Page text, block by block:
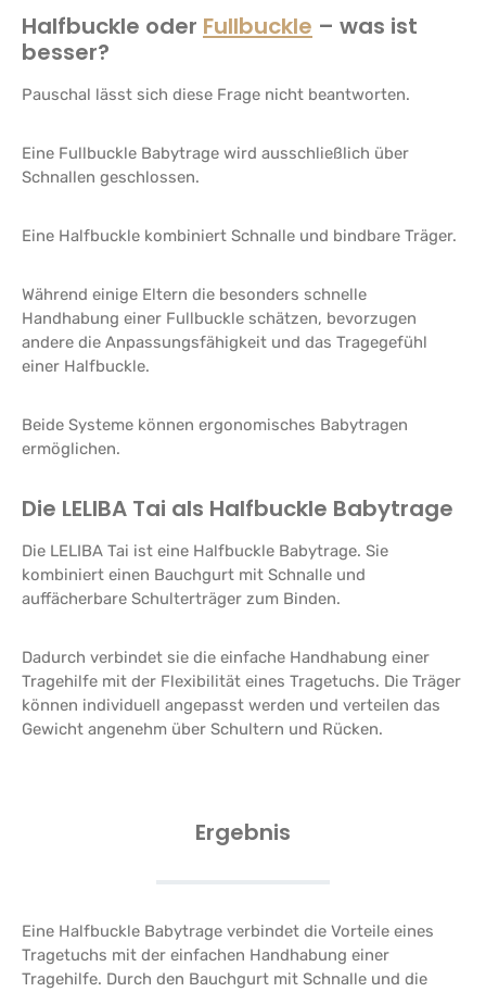
Halfbuckle oder Fullbuckle – was ist
besser?
Pauschal lässt sich diese Frage nicht beantworten.
Eine Fullbuckle Babytrage wird ausschließlich über
Schnallen geschlossen.
Eine Halfbuckle kombiniert Schnalle und bindbare Träger.
Während einige Eltern die besonders schnelle
Handhabung einer Fullbuckle schätzen, bevorzugen
andere die Anpassungsfähigkeit und das Tragegefühl
einer Halfbuckle.
Beide Systeme können ergonomisches Babytragen
ermöglichen.
Die LELIBA Tai als Halfbuckle Babytrage
Die LELIBA Tai ist eine Halfbuckle Babytrage. Sie
kombiniert einen Bauchgurt mit Schnalle und
auffächerbare Schulterträger zum Binden.
Dadurch verbindet sie die einfache Handhabung einer
Tragehilfe mit der Flexibilität eines Tragetuchs. Die Träger
können individuell angepasst werden und verteilen das
Gewicht angenehm über Schultern und Rücken.
Ergebnis
Eine Halfbuckle Babytrage verbindet die Vorteile eines
Tragetuchs mit der einfachen Handhabung einer
Tragehilfe. Durch den Bauchgurt mit Schnalle und die